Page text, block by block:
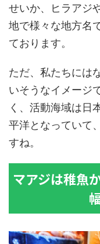
せいか、ヒラアジ
地で様々な地方名
ております。
ただ、私たちには
いそうなイメージ
く、活動海域は日
平洋となっていて
すね。
マアジは稚魚